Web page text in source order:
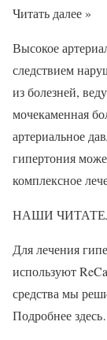
Читать далее »
Высокое
следствием
из болезней,
мочекаменная
артериальное
гипертония
комплексное
НАШИ
Для лечения
используют
средства мы
Подробнее